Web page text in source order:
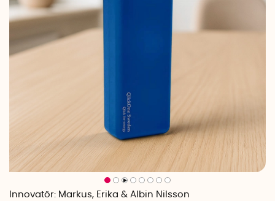
Innovatör: Markus, Erika & Albin Nilsson